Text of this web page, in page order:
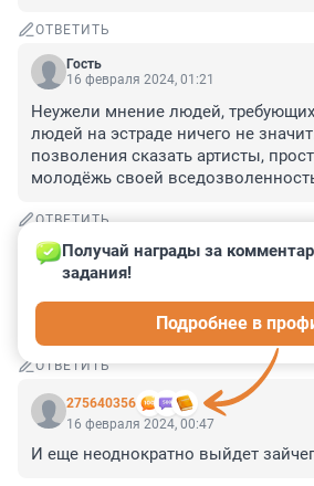
ОТВЕТИТЬ
Гость
16 февраля 2024, 01:21
Неужели мнение людей, требующих
людей на эстраде ничего не
позволения сказать артисты,
молодёжь своей
ОТВЕТИТЬ
Гость
16 февраля 2024, 00:58
НТВ окончательно превратилась
дурно пахнущую помойку.
ОТВЕТИТЬ
275640356
Получай награды за
задания!
Подробнее в
16 февраля 2024, 00:47
И еще неоднократно выйдет